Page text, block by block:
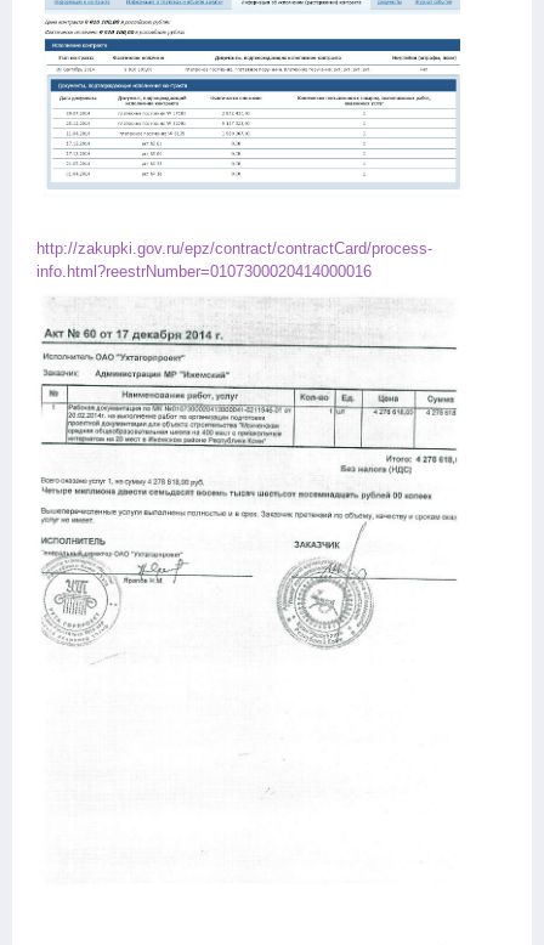
http://zakupki.gov.ru/epz/contract/contractCard/process-
info.html?reestrNumber=0107300020414000016